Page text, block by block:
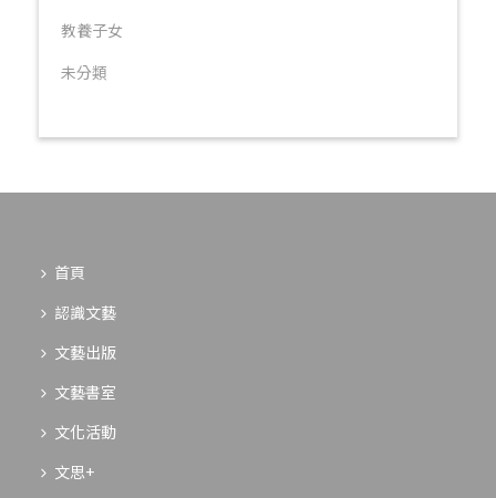
教養子女
未分類
首頁
認識文藝
文藝出版
文藝書室
文化活動
文思+